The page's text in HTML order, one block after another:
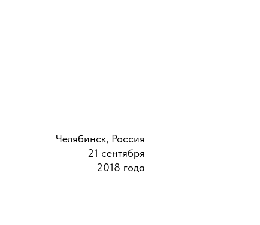
Челябинск, Россия
21 сентября
2018 года